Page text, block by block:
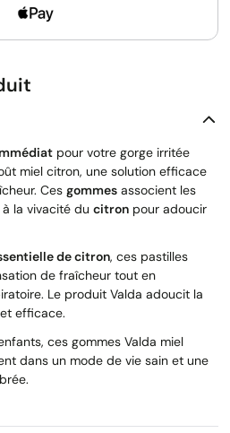
pour votre gorge irritée
miel citron, une solution efficace
Ces gommes associent les
à la vivacité du citron pour adoucir
de citron, ces pastilles
de fraîcheur tout en
Le produit Valda adoucit la
efficace.
ces gommes Valda miel
dans un mode de vie sain et une